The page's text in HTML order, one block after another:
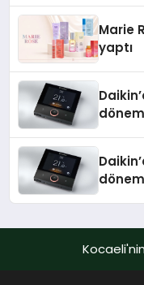
Marie
yaptı